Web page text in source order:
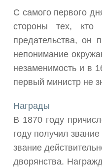
С самого первого
стороны тех, кто
предательства, он
непонимание
незаменимость и в
первый министр не
Награды
В 1870 году
году получил
звание
дворянства.